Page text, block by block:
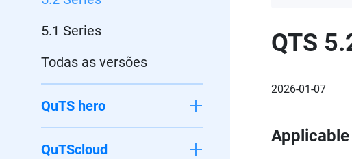
5.1 Series
Todas as versões
QuTS hero
QuTScloud
QTS
2026-01-07